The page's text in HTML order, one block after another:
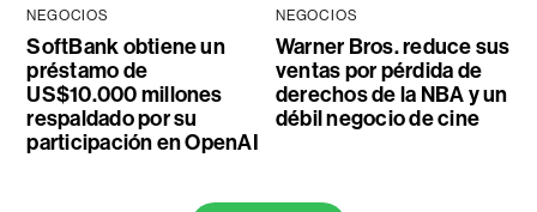
NEGOCIOS
SoftBank obtiene un
préstamo de
US$10.000 millones
respaldado por su
participación en OpenAI
NEGOCIOS
Warner Bros. reduce sus
ventas por pérdida de
derechos de la NBA y un
débil negocio de cine